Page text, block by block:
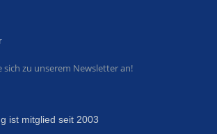
sich zu unserem Newsletter an!
ist mitglied seit 2003